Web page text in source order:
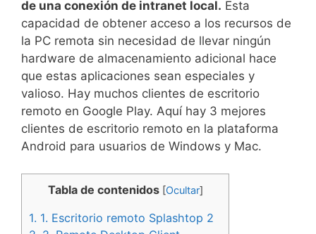
de una conexión de intranet local. Esta
capacidad de obtener acceso a los recursos de
la PC remota sin necesidad de llevar ningún
hardware de almacenamiento adicional hace
que estas aplicaciones sean especiales y
valioso. Hay muchos clientes de escritorio
remoto en Google Play. Aquí hay 3 mejores
clientes de escritorio remoto en la plataforma
Android para usuarios de Windows y Mac.
Tabla de contenidos [Ocultar]
1. 1. Escritorio remoto Splashtop 2